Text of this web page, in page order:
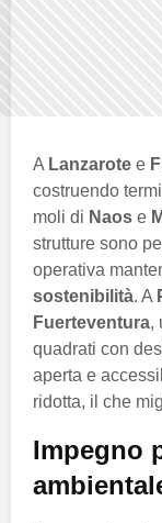
A Lanzarote e
costruendo
moli di Naos e
strutture sono
operativa
sostenibilità. A
Fuerteventura,
quadrati con
aperta e
ridotta, il che
Impegno